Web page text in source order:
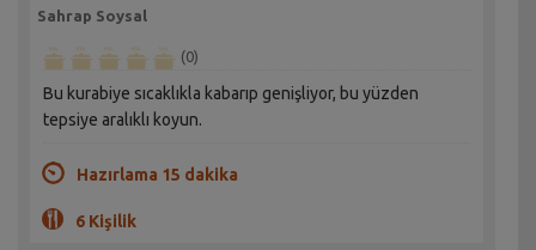
Sahrap Soysal
(0)
Bu kurabiye sıcaklıkla kabarıp genişliyor, bu yüzden
tepsiye aralıklı koyun.
Hazırlama 15 dakika
6 Kişilik